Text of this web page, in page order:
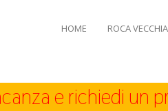
HOME ROCA VECCHIA
e richiedi un